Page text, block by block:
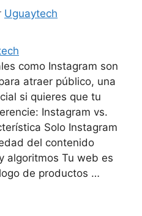
Uguaytech
como Instagram son
atraer público, una
si quieres que tu
Instagram vs.
Solo Instagram
del contenido
algoritmos Tu web es
de productos …